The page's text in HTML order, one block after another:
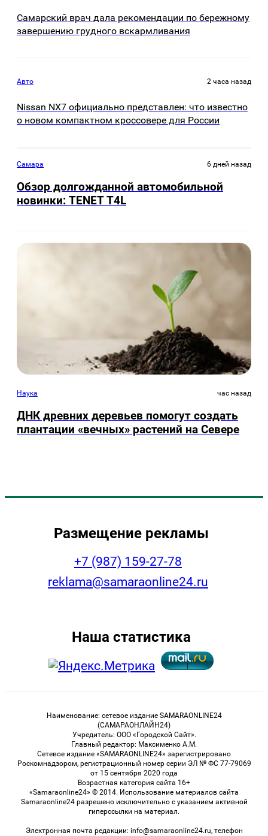
Самарский врач дала рекомендации по бережному
завершению грудного вскармливания
Авто 2 часа назад
Nissan NX7 официально представлен: что известно
о новом компактном кроссовере для России
Самара 6 дней назад
Обзор долгожданной автомобильной
новинки: TENET Т4L
Наука час назад
ДНК древних деревьев помогут создать
плантации «вечных» растений на Севере
Размещение рекламы
+7 (987) 159-27-78
reklama@samaraonline24.ru
Наша статистика
Наименование: сетевое издание SAMARAONLINE24
(САМАРАОНЛАЙН24)
Учредитель: ООО «Городской Сайт».
Главный редактор: Максименко А.М.
Сетевое издание «SAMARAONLINE24» зарегистрировано
Роскомнадзором, регистрационный номер серии ЭЛ № ФС 77-79069
от 15 сентября 2020 года
Возрастная категория сайта 16+
«Samaraonline24» © 2014. Использование материалов сайта
Samaraonline24 разрешено исключительно с указанием активной
гиперссылки на материал.
Электронная почта редакции: info@samaraonline24.ru, телефон